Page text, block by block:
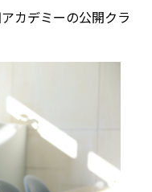
カデミーの公開クラ